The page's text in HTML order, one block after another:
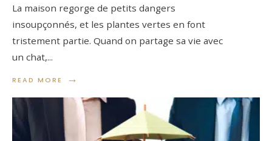
La maison regorge de petits dangers
insoupçonnés, et les plantes vertes en font
tristement partie. Quand on partage sa vie avec
un chat,...
READ MORE →